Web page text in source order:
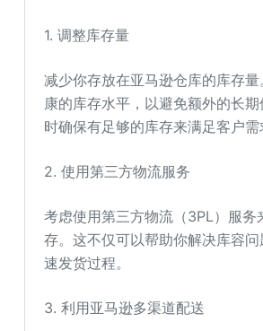
1. 调整库存量
减少你存放在亚马逊仓库的库存
康的库存水平，以避免额外的长
时确保有足够的库存来满足客户需
2. 使用第三方物流服务
考虑使用第三方物流（3PL）服务
存。这不仅可以帮助你解决库容
速发货过程。
3. 利用亚马逊多渠道配送